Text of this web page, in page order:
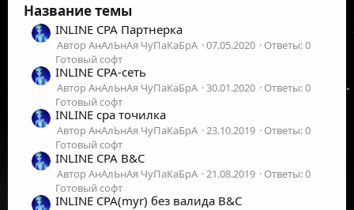
Название темы
INLINE CPA Партнерка
Автор АнАлЬнАя ЧуПаКаБрА 07.05.2020
Ответы: 0
Готовый софт
INLINE CPA-сеть
Автор АнАлЬнАя ЧуПаКаБрА 30.01.2020
Ответы: 0
Готовый софт
INLINE cpa точилка
Автор АнАлЬнАя ЧуПаКаБрА 23.10.2019
Ответы: 0
Готовый софт
INLINE CPA B&C
Автор АнАлЬнАя ЧуПаКаБрА 21.08.2019
Ответы: 0
Готовый софт
INLINE CPA(myr) без валида B&C